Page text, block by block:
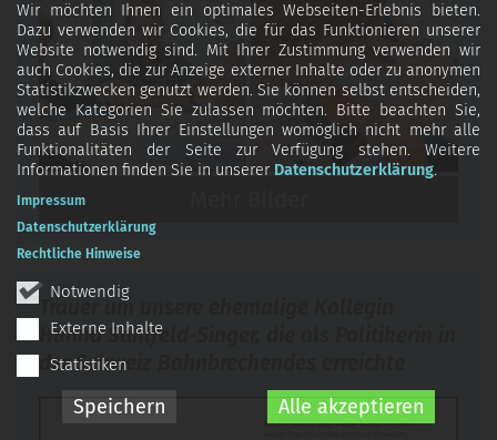
Wir möchten Ihnen ein optimales Webseiten-Erlebnis bieten.
Dazu verwenden wir Cookies, die für das Funktionieren unserer
Website notwendig sind. Mit Ihrer Zustimmung verwenden wir
auch Cookies, die zur Anzeige externer Inhalte oder zu anonymen
Statistikzwecken genutzt werden. Sie können selbst entscheiden,
welche Kategorien Sie zulassen möchten. Bitte beachten Sie,
dass auf Basis Ihrer Einstellungen womöglich nicht mehr alle
Funktionalitäten der Seite zur Verfügung stehen. Weitere
Informationen finden Sie in unserer Datenschutzerklärung.
Notwendig
Externe Inhalte
Statistiken
Speichern Alle akzeptieren
Impressum
Datenschutzerklärung
Rechtliche Hinweise
Trauer um unsere ehemalige Kollegin
Hanna Sahlfeld-Singer, die als Politikerin in
der Schweiz Bahnbrechendes erreichte